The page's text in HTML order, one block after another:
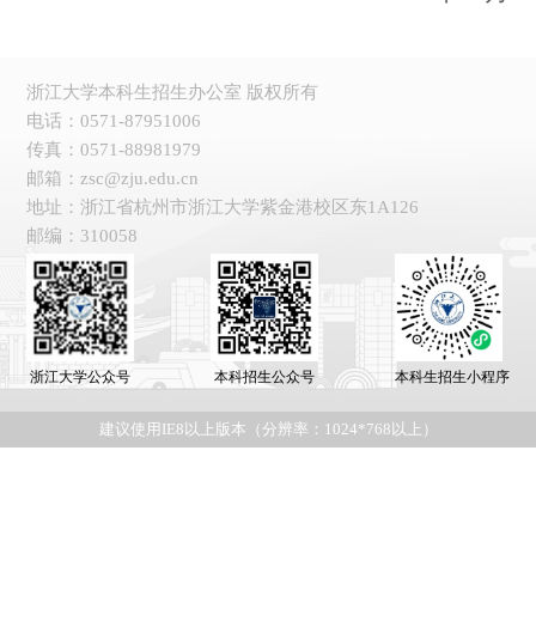
浙江大学本科生招生办公室 版权所有
电话：0571-87951006
传真：0571-88981979
邮箱：zsc@zju.edu.cn
地址：浙江省杭州市浙江大学紫金港校区东1A126
邮编：310058
浙江大学公众号 本科招生公众号 本科生招生小程序
建议使用IE8以上版本（分辨率：1024*768以上）